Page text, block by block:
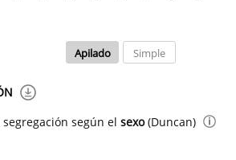
según el sexo(Duncan)
Simple
Apilado